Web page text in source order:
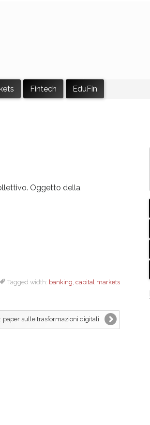
Fintech EduFin
Oggetto della
Tagged width: banking, capital markets
paper sulle trasformazioni digitali